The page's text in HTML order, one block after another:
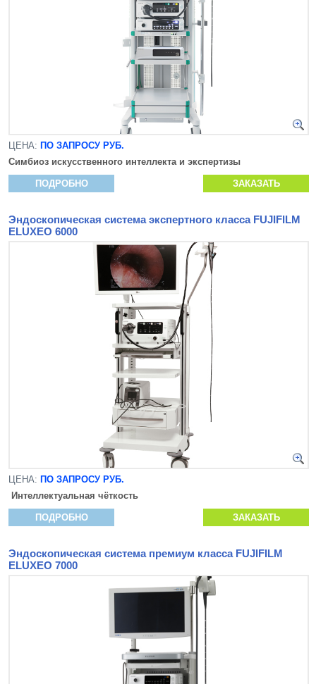
ЦЕНА: ПО ЗАПРОСУ РУБ.
Симбиоз искусственного интеллекта и экспертизы
ПОДРОБНО ЗАКАЗАТЬ
Эндоскопическая система экспертного класса FUJIFILM
ELUXEO 6000
ЦЕНА: ПО ЗАПРОСУ РУБ.
Интеллектуальная чёткость
ПОДРОБНО ЗАКАЗАТЬ
Эндоскопическая система премиум класса FUJIFILM
ELUXEO 7000